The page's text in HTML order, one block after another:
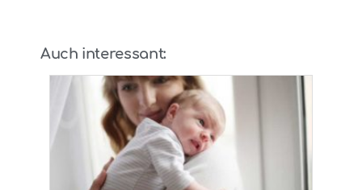
Auch interessant: